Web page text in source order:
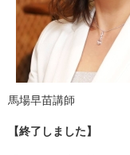
馬場早苗講師
【終了しました】